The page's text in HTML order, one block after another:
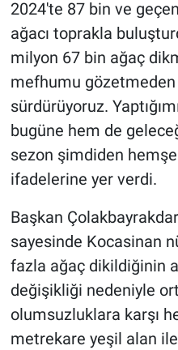
2024'te 87 bin ve
ağacı toprakla
milyon 67 bin ağaç
mefhumu gözetmeden
sürdürüyoruz.
bugüne hem de
sezon şimdiden
ifadelerine yer verdi.
Başkan
sayesinde Kocasinan
fazla ağaç dikildiğinin
değişikliği nedeniyle
olumsuzluklara karşı
metrekare yeşil alan